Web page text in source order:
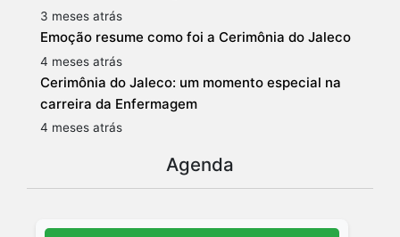
3 meses atrás
Emoção resume como foi a Cerimônia do Jaleco
4 meses atrás
Cerimônia do Jaleco: um momento especial na
carreira da Enfermagem
4 meses atrás
Agenda